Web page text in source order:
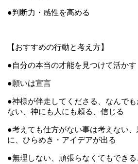
●判断力・感性を高める
【おすすめの行動と考え方】
●自分の本当の才能を見つけて活かす
●願いは宣言
●神様が伴走してくださる、なんで
ない、神にも人にも頼る、信じる
●考えても仕方がない事は考えない
に、ひらめき・アイデアが出る
●無理しない、頑張らなくてもでき